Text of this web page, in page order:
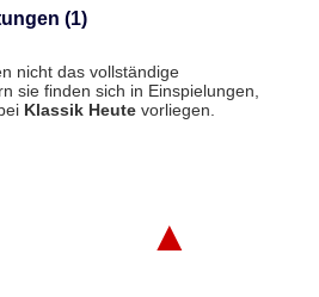
(1)
nicht das vollständige
sie finden sich in Einspielungen,
Klassik Heutevorliegen.
▲